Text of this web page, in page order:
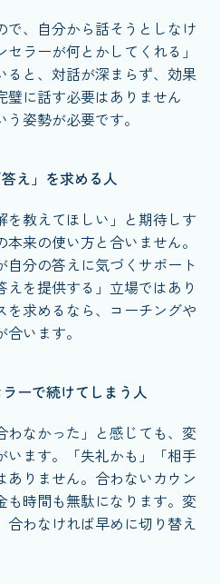
で、自分から話そうとしなけ
ラーが何とかしてくれる」
ると、対話が深まらず、効果
璧に話す必要はありません
姿勢が必要です。
え」を求める人
を教えてほしい」と期待しす
来の使い方と合いません。
自分の答えに気づくサポート
を提供する」立場ではあり
を求めるなら、コーチングや
います。
ーで続けてしまう人
わなかった」と感じても、変
います。「失礼かも」「相手
ありません。合わないカウン
も時間も無駄になります。変
わなければ早めに切り替え